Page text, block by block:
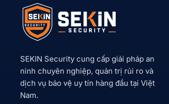
SEKIN Security cung cấp giải pháp an
ninh chuyên nghiệp, quản trị rủi ro và
dịch vụ bảo vệ uy tín hàng đầu tại Việt
Nam.